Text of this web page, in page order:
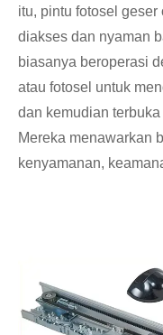
itu, pintu fotosel
diakses dan nyaman
biasanya beroperasi
atau fotosel untuk
dan kemudian
Mereka menawarkan
kenyamanan,